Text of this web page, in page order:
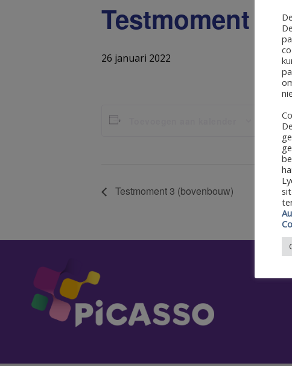
Testmoment 3
26 januari 2022
Datum:
26
Testmoment 3 (bovenbouw)